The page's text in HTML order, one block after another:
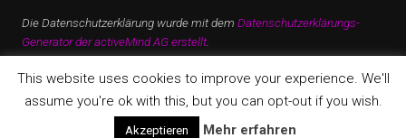
Die Datenschutzerklärung wurde mit dem Datenschutzerklärungs-
Generator der activeMind AG erstellt
This website uses cookies to improve your experience. We'll
assume you're ok with this, but you can opt-out if you wish.
Akzeptieren Mehr erfahren